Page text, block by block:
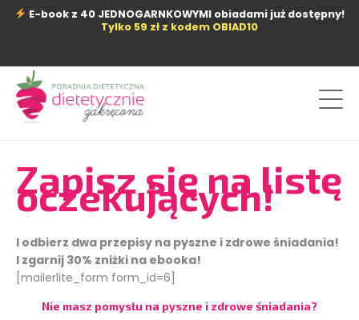
PrzejdźE-book z 40 JEDNOGARNKOWYMI obiadami już dostępny!
Tylko 59 zł z kodem OBIAD10
Zapisz się na listę
oczekujących!
I odbierz dwa przepisy na pyszne i zdrowe śniadania!
I zgarnij 30% zniżki na ebooka!
[mailerlite_form form_id=6]
Nie masz pomysłu na pyszne i zdrowe śniadania?